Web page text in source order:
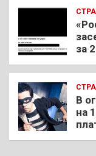
за
В
на